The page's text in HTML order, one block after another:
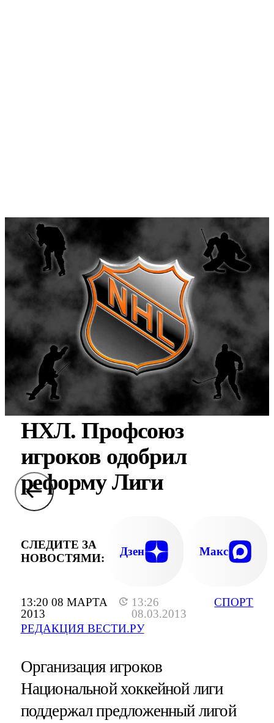
13:20 08 МАРТА
2013
13:26
08.03.2013
РЕДАКЦИЯ ВЕСТИ.РУ
СПОРТ
НХЛ. Профсоюз
игроков одобрил
реформу Лиги
СЛЕДИТЕ ЗА
НОВОСТЯМИ:
Дзен Макс
Организация игроков
Национальной хоккейной лиги
поддержал предложенный лигой